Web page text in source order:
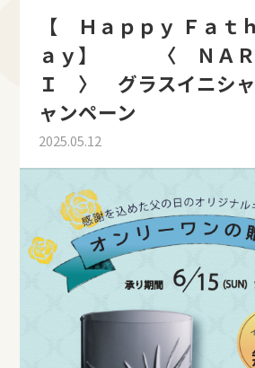
【 Ｈａｐｐｙ Ｆａｔ
ａｙ】 〈 ＮＡＲ
Ｉ 〉 グラスイニシャ
ャンペーン
2025.05.12